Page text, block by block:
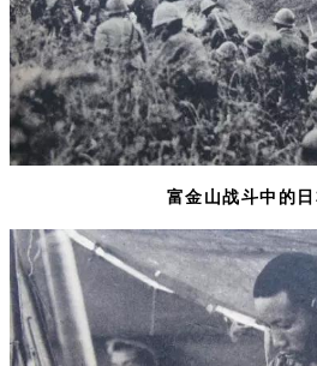
富金山战斗中的